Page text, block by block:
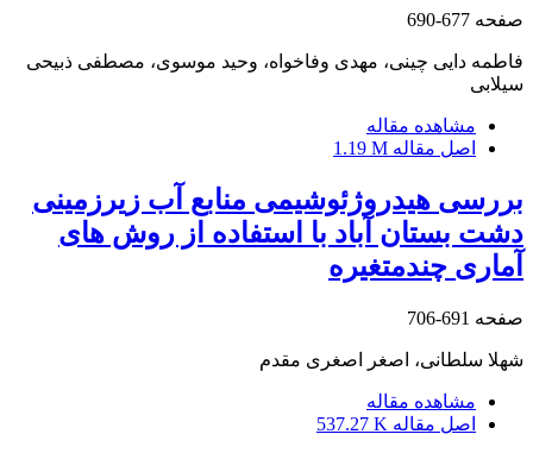
صفحه 677-690
فاطمه دایی چینی، مهدی وفاخواه، وحید موسوی، مصطفی ذبیحی
سیلابی
مشاهده مقاله
اصل مقاله 1.19 M
بررسی هیدروژئوشیمی منابع آب ‏زیرزمینی
دشت بستان‏ آباد با استفاده از روش‏ های
آماری چندمتغیره
صفحه 691-706
شهلا سلطانی، اصغر اصغری مقدم
مشاهده مقاله
اصل مقاله 537.27 K